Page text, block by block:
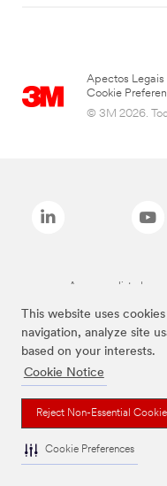
This website uses
navigation, analyze site
based on your interests.
Cookie Notice
Reject Non-Essential
Cookie Preferences
Apectos Legais
Cookie
© 3M 2026.
As marcas listadas a